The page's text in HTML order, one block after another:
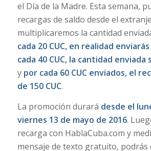
el Día de la Madre. Esta semana,
recargas de saldo desde el
multiplicaremos la cantidad
cada 20 CUC, en realidad enviarás
cada 40 CUC, la cantidad enviada
y por cada 60 CUC enviados, el
de 150 CUC.
La promoción durará desde el
viernes 13 de mayo de 2016.
recarga con HablaCuba.com y
mensaje de texto gratuito, podrás